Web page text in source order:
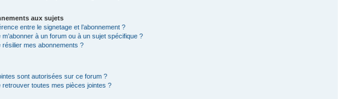
aux sujets
entre le signetage et l’abonnement ?
à un forum ou à un sujet spécifique ?
résilier mes abonnements ?
sont autorisées sur ce forum ?
retrouver toutes mes pièces jointes ?